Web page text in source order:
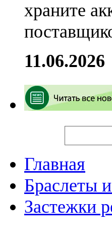
храните
11.06.2026
Главная
Браслеты
Застежки